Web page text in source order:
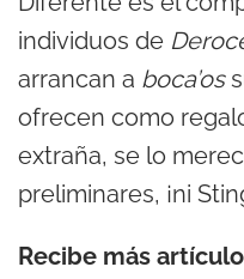
individuos de
arrancan a boca’os
ofrecen como
extraña, se lo
preliminares, ¡ni
Recibe más